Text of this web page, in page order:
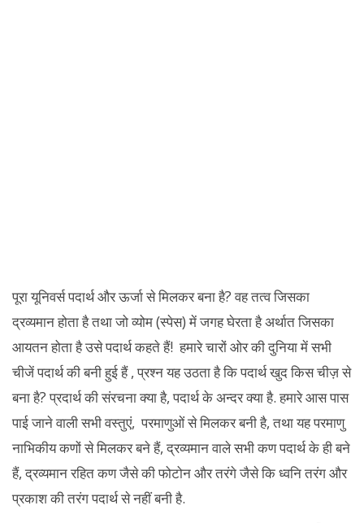
पूरा यूनिवर्स पदार्थ और ऊर्जा से मिलकर बना है? वह तत्व जिसका
द्रव्यमान होता है तथा जो व्योम (स्पेस) में जगह घेरता है अर्थात जिसका
आयतन होता है उसे पदार्थ कहते हैं! हमारे चारों ओर की दुनिया में सभी
चीजें पदार्थ की बनी हुई हैं , प्रश्न यह उठता है कि पदार्थ खुद किस चीज़ से
बना है? प्रदार्थ की संरचना क्या है, पदार्थ के अन्दर क्या है. हमारे आस पास
पाई जाने वाली सभी वस्तुएं, परमाणुओं से मिलकर बनी है, तथा यह परमाणु
नाभिकीय कणों से मिलकर बने हैं, द्रव्यमान वाले सभी कण पदार्थ के ही बने
हैं, द्रव्यमान रहित कण जैसे की फोटोन और तरंगे जैसे कि ध्वनि तरंग और
प्रकाश की तरंग पदार्थ से नहीं बनी है.